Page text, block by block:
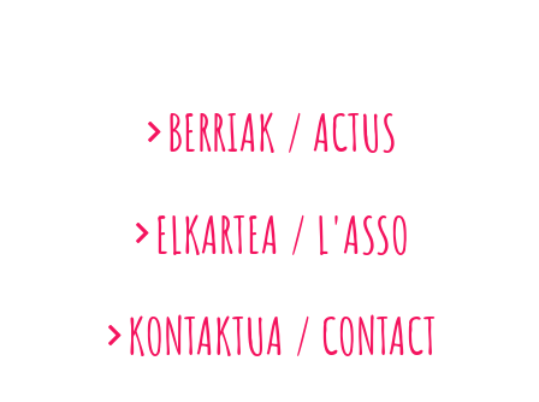
BERRIAK / ACTUS
ELKARTEA / L'ASSO
KONTAKTUA / CONTACT